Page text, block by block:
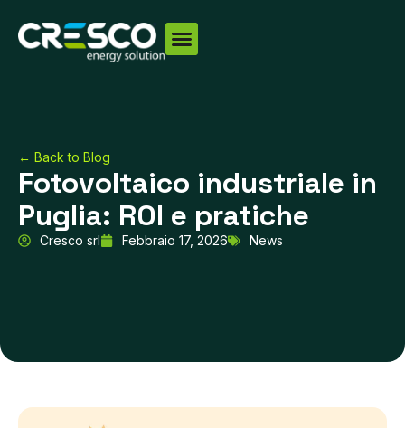
← Back to Blog
Fotovoltaico industriale in
Puglia: ROI e pratiche
Cresco srl Febbraio 17, 2026 News